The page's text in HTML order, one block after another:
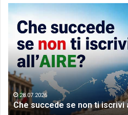
Che
succede
non
iscrivi
all’AIRE?
28.07.2026
Che succede se non ti iscrivi